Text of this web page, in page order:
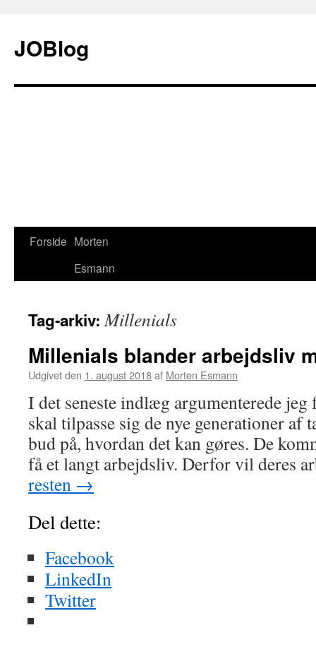
JOBlog
Hop
Forside Morten
Esmann
Tag-arkiv:Millenials
Millenials blander arbejdsliv
Udgivet den 1. august 2018af Morten Esmann
I det seneste indlæg argumenterede jeg
skal tilpasse sig de nye generationer af
bud på, hvordan det kan gøres. De
få et langt arbejdsliv. Derfor vil deres
resten →
Del dette:
Facebook
LinkedIn
Twitter